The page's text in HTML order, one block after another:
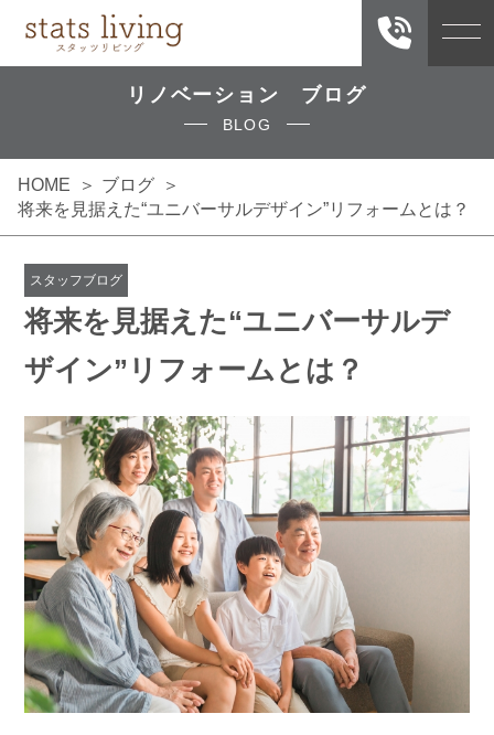
リノベーション ブログ
BLOG
HOME
ブログ
将来を見据えた“ユニバーサルデザイン”リフォームとは？
スタッフブログ
将来を見据えた“ユニバーサルデ
ザイン”リフォームとは？